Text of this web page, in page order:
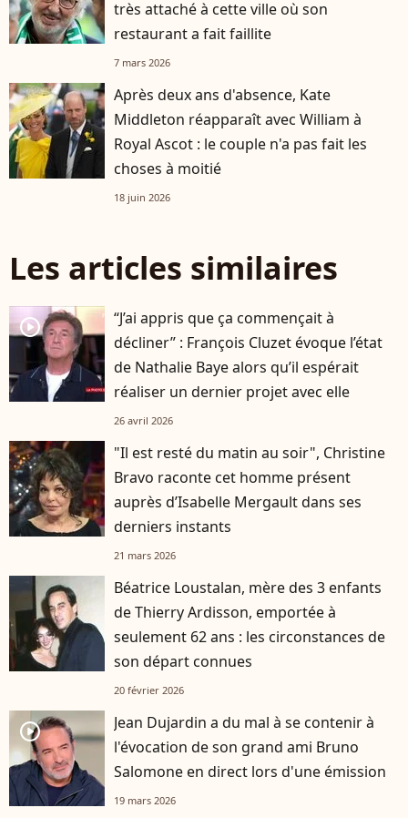
très attaché à cette ville où son
restaurant a fait faillite
7 mars 2026
Après deux ans d'absence, Kate
Middleton réapparaît avec William à
Royal Ascot : le couple n'a pas fait les
choses à moitié
18 juin 2026
Les articles similaires
player2
“J’ai appris que ça commençait à
décliner” : François Cluzet évoque l’état
de Nathalie Baye alors qu’il espérait
réaliser un dernier projet avec elle
26 avril 2026
"Il est resté du matin au soir", Christine
Bravo raconte cet homme présent
auprès d’Isabelle Mergault dans ses
derniers instants
21 mars 2026
Béatrice Loustalan, mère des 3 enfants
de Thierry Ardisson, emportée à
seulement 62 ans : les circonstances de
son départ connues
20 février 2026
player2
Jean Dujardin a du mal à se contenir à
l'évocation de son grand ami Bruno
Salomone en direct lors d'une émission
19 mars 2026